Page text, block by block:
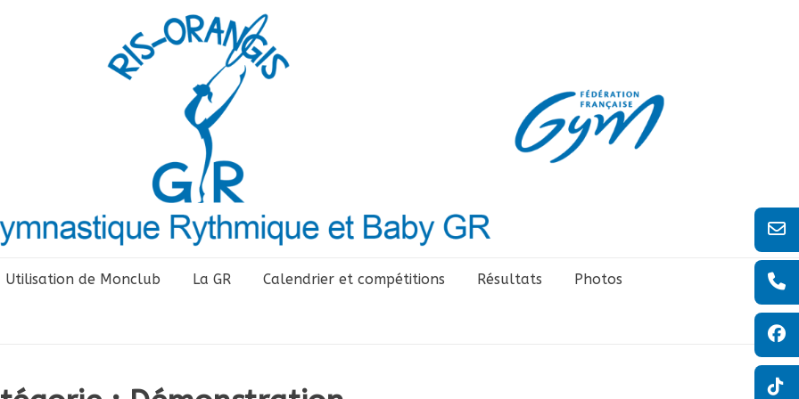
Utilisation de Monclub La GR Calendrier et compétitions Résultats Photos